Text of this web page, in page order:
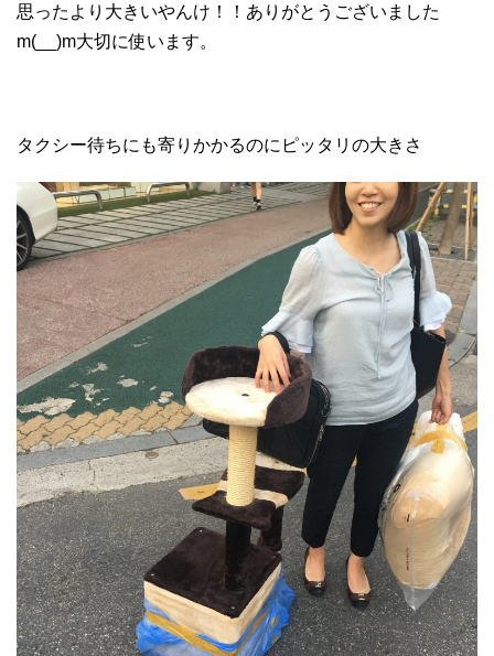
思ったより大きいやんけ！！ありがとうございました
m(__)m大切に使います。
タクシー待ちにも寄りかかるのにピッタリの大きさ